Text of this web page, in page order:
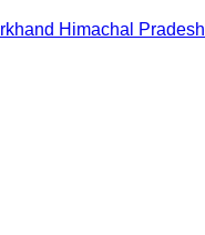
Himachal Pradesh